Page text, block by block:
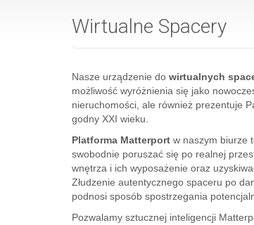
Wirtualne Spacery
Nasze urządzenie do wirtualnych
możliwość wyróżnienia się jako
nieruchomości, ale również prezentuje
godny XXI wieku.
Platforma Matterport w naszym biurze
swobodnie poruszać się po realnej
wnętrza i ich wyposażenie oraz
Złudzenie autentycznego spaceru po
podnosi sposób spostrzegania
Pozwalamy sztucznej inteligencji